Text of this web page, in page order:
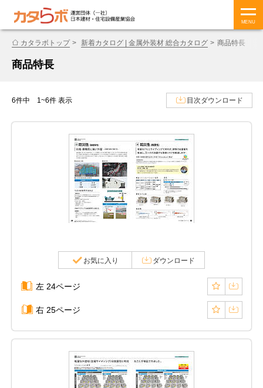
MENU
カタラボトップ 新着カタログ | 金属外装材 総合カタログ 商品特長
商品特長
6件中 1~6件 表示 目次ダウンロード
お気に入り ダウンロード
左 24ページ
右 25ページ